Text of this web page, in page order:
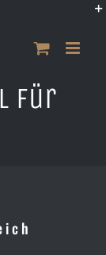
für